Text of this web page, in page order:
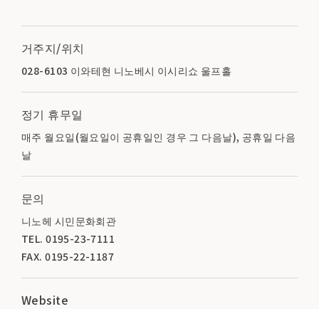
거주지/위치
028-6103 이와테현 니노베시 이시리쇼 울프홀
정기 휴무일
매주 월요일(월요일이 공휴일인 경우 그 다음날), 공휴일 다음
날
문의
니노헤 시민문화회관
TEL. 0195-23-7111
FAX. 0195-22-1187
Website